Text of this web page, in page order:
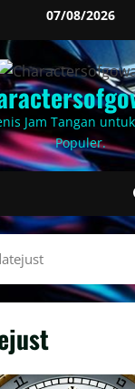
07/08/2026
Jam Tangan
Populer.